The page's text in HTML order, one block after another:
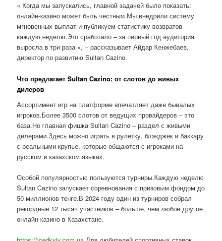
« Когда мы запускались, главной задачей было показать:
онлайн-казино может быть честным.Мы внедрили систему
мгновенных выплат и публикуем статистику возвратов
каждую неделю.Это сработало – за первый год аудитория
выросла в три раза », – рассказывает Айдар Кенжебаев,
директор по развитию Sultan Cazino.
Что предлагает Sultan Cazino: от слотов до живых
дилеров
Ассортимент игр на платформе впечатляет даже бывалых
игроков.Более 3500 слотов от ведущих провайдеров – это
база.Но главная фишка Sultan Cazino – раздел с живыми
дилерами.Здесь можно играть в рулетку, блэкджек и баккару
с реальными крупье, которые общаются с игроками на
русском и казахском языках.
Особой популярностью пользуются турниры.Каждую неделю
Sultan Cazino запускает соревнования с призовым фондом до
50 миллионов тенге.В 2024 году один из турниров собрал
рекордные 12 тысяч участников – больше, чем любое другое
онлайн-казино в Казахстане.